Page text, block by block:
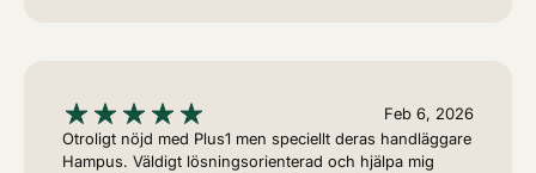
Feb 6, 2026
Otroligt nöjd med Plus1 men speciellt deras handläggare
Hampus. Väldigt lösningsorienterad och hjälpa mig